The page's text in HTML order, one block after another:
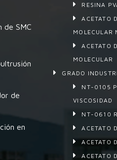
de SMC
de
en
RESINA
ACETATO
MOLECULAR
ACETATO
MOLECULAR
GRADO
NT-0105
VISCOSIDAD
NT-0610
ACETATO
ACETATO
ACETATO